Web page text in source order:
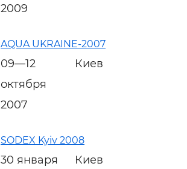
2009
AQUA UKRAINE-2007
09—12
октября
2007
Киев
SODEX Kyiv 2008
30 января
Киев